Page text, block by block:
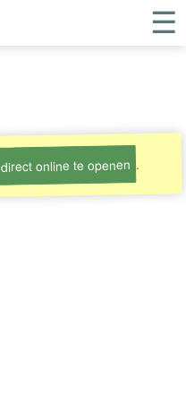
☰
direct online te openen .